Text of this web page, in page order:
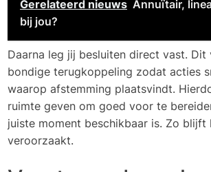
Gerelateerd nieuws Annuïtair,
bij jou?
Daarna leg jij besluiten direct vast.
bondige terugkoppeling zodat acties
waarop afstemming plaatsvindt.
ruimte geven om goed voor te
juiste moment beschikbaar is. Zo
veroorzaakt.